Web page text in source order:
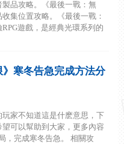
製品攻略。《最後一戰：無
集位置攻略。《最後一戰：
遊戲，是經典光環系列的
》寒冬告急完成方法分
玩家不知道這是什麽意思，下
可以幫助到大家，更多內容
，完成寒冬告急。 相關攻